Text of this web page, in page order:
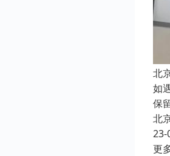
北
如
保
北
23-
更